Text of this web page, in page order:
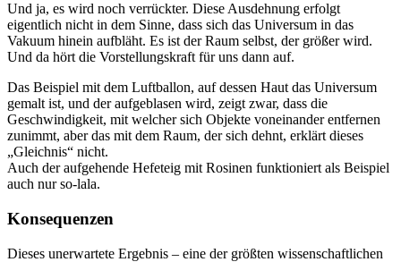
Und ja, es wird noch verrückter. Diese Ausdehnung erfolgt
eigentlich nicht in dem Sinne, dass sich das Universum in das
Vakuum hinein aufbläht. Es ist der Raum selbst, der größer wird.
Und da hört die Vorstellungskraft für uns dann auf.
Das Beispiel mit dem Luftballon, auf dessen Haut das Universum
gemalt ist, und der aufgeblasen wird, zeigt zwar, dass die
Geschwindigkeit, mit welcher sich Objekte voneinander entfernen
zunimmt, aber das mit dem Raum, der sich dehnt, erklärt dieses
„Gleichnis“ nicht.
Auch der aufgehende Hefeteig mit Rosinen funktioniert als Beispiel
auch nur so-lala.
Konsequenzen
Dieses unerwartete Ergebnis – eine der größten wissenschaftlichen